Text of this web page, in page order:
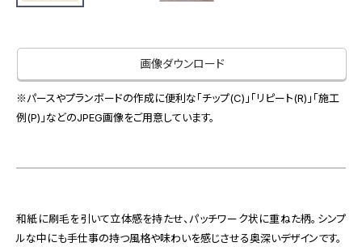
お役立ち資料
サンプル・カタログ請求／お問い合わせ（ビジネスのお客様）
スペースソリューション事業
オフィスソリューション事業
会社情報
画像ダウンロード
※パースやプランボードの作成に便利な「チップ(C)」「リピート(R)」「施工
例(P)」などのJPEG画像をご用意しています。
和紙に刷毛を引いて立体感を持たせ、パッチワーク状に重ねた柄。シンプ
ルな中にも手仕事の持つ風格や味わいを感じさせる奥深いデザインです。